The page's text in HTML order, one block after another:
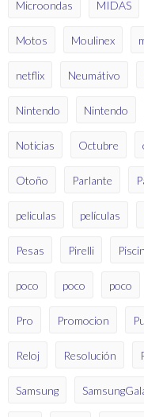
Microondas MIDAS
Motos Moulinex
netflix Neumátivo
Nintendo Nintendo
Noticias Octubre
Otoño Parlante
peliculas películas
Pesas Pirelli
poco poco poco
Pro Promocion
Reloj Resolución
Samsung